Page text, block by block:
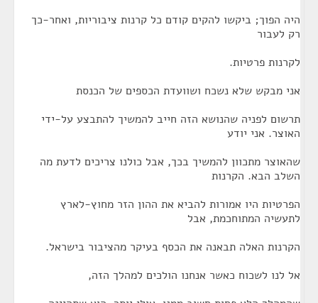
היה הפוך; ביקשו להקים קודם כל קרנות ציבוריות, ואחר-כך
רק לעבור
לקרנות פרטיות.
אני מבקש שלא נשכח ושוועדת הכספים של הכנסת
תרשום לפניה שהנושא הזה חייב להמשיך להתבצע על-ידי
האוצר. אני יודע
שהאוצר מתכוון להמשיך בכך, אבל כולנו צריכים לדעת מה
השלב הבא. הקרנות
הפרטיות היו אמורות להביא את ההון הזר מחוץ-לארץ
לתעשיה המתוחכמת, אבל
הקרנות האלה תבאנה את הכסף בעיקר מהציבור בישראל.
אל לנו לשכוח כאשר אנחנו הולכים למהלך הזה,